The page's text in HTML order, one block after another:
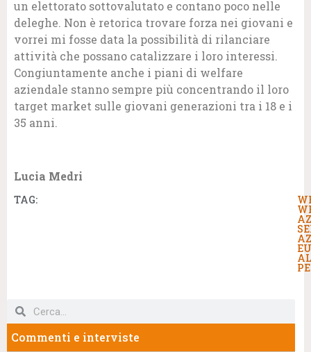
un elettorato sottovalutato e contano poco nelle
deleghe. Non è retorica trovare forza nei giovani e
vorrei mi fosse data la possibilità di rilanciare
attività che possano catalizzare i loro interessi.
Congiuntamente anche i piani di welfare
aziendale stanno sempre più concentrando il loro
target market sulle giovani generazioni tra i 18 e i
35 anni.
Lucia Medri
TAG:
Commenti e interviste